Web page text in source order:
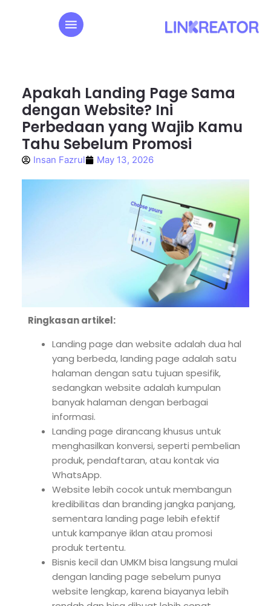
Apakah Landing Page Sama
dengan Website? Ini
Perbedaan yang Wajib Kamu
Tahu Sebelum Promosi
Insan Fazrul May 13, 2026
Ringkasan artikel:
Landing page dan website adalah dua hal
yang berbeda, landing page adalah satu
halaman dengan satu tujuan spesifik,
sedangkan website adalah kumpulan
banyak halaman dengan berbagai
informasi.
Landing page dirancang khusus untuk
menghasilkan konversi, seperti pembelian
produk, pendaftaran, atau kontak via
WhatsApp.
Website lebih cocok untuk membangun
kredibilitas dan branding jangka panjang,
sementara landing page lebih efektif
untuk kampanye iklan atau promosi
produk tertentu.
Bisnis kecil dan UMKM bisa langsung mulai
dengan landing page sebelum punya
website lengkap, karena biayanya lebih